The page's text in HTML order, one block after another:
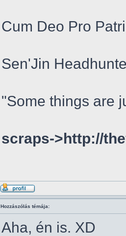
Cum Deo Pro
Sen'Jin
"Some things are
scraps->http://
Hozzászólás témája:
Aha, én is. XD